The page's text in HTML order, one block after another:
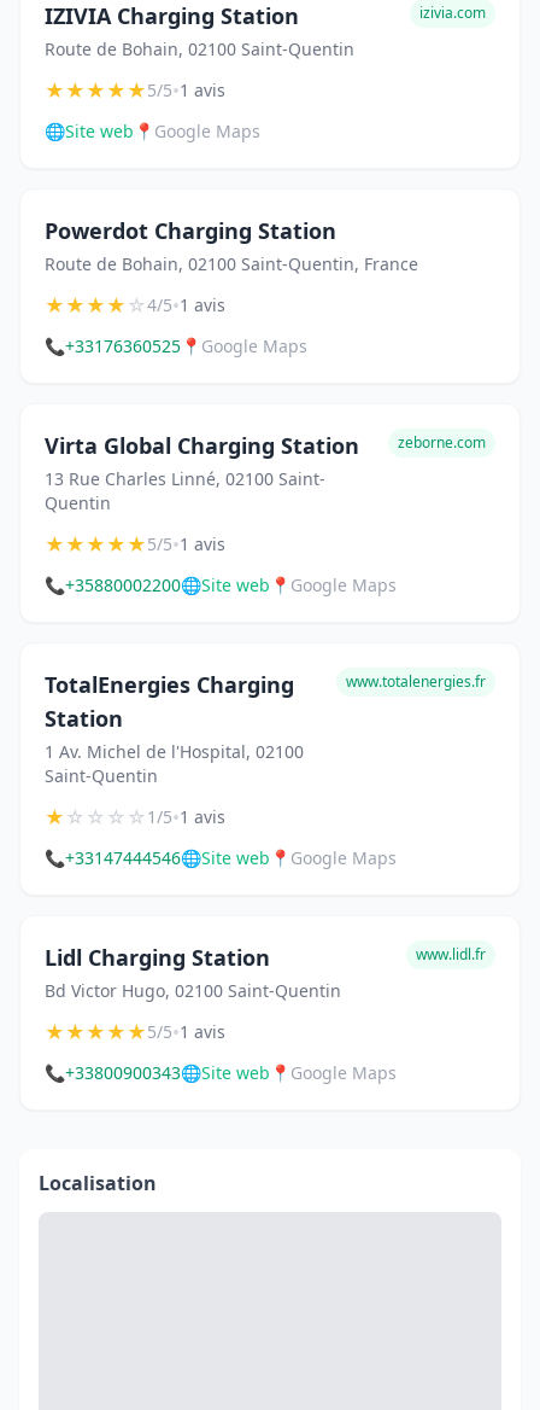
IZIVIA Charging Station
Route de Bohain, 02100 Saint-Quentin
izivia.com
★★★★★5/5•1 avis
🌐Site web 📍 Google Maps
Powerdot Charging Station
Route de Bohain, 02100 Saint-Quentin, France
★★★★☆4/5•1 avis
📞+33176360525 📍 Google Maps
Virta Global Charging Station
13 Rue Charles Linné, 02100 Saint-
Quentin
zeborne.com
★★★★★5/5•1 avis
📞+35880002200🌐Site web 📍 Google Maps
TotalEnergies Charging
Station
1 Av. Michel de l'Hospital, 02100
Saint-Quentin
www.totalenergies.fr
★☆☆☆☆1/5•1 avis
📞+33147444546🌐Site web 📍 Google Maps
Lidl Charging Station
Bd Victor Hugo, 02100 Saint-Quentin
www.lidl.fr
★★★★★5/5•1 avis
📞+33800900343🌐Site web 📍 Google Maps
Localisation